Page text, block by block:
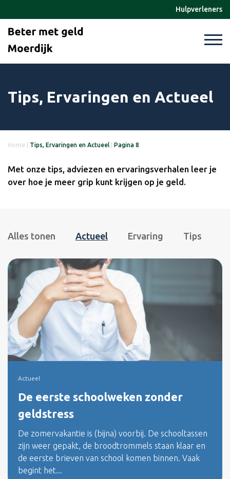
Hulpverleners
Tips, Ervaringen en Actueel
Home Tips, Ervaringen en Actueel Pagina 8
Met onze tips, adviezen en ervaringsverhalen leer je
over hoe je meer grip kunt krijgen op je geld.
Alles tonen Actueel Ervaring Tips
Actueel
De eerste schoolweken zonder
geldstress
De zomervakantie is (bijna) voorbij. De schooltassen
zijn weer gepakt, de broodtrommels staan klaar en
de eerste brieven van school komen binnen. Vaak
begint het...